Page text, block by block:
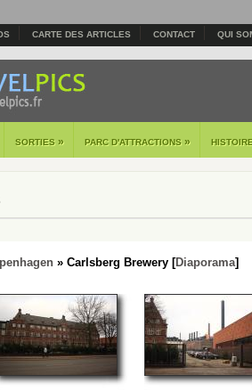
CARTE DES ARTICLES CONTACT QUI
SORTIES » PARC D'ATTRACTIONS »
» Carlsberg Brewery [Diaporama]